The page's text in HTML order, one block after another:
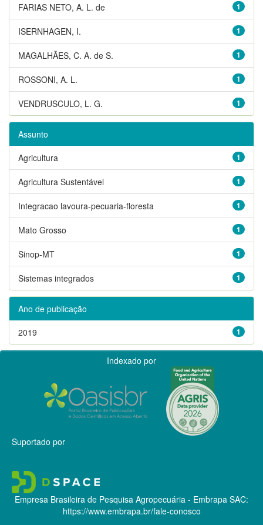
1
FARIAS NETO, A. L. de
1
ISERNHAGEN, I.
1
MAGALHÃES, C. A. de S.
1
ROSSONI, A. L.
1
VENDRUSCULO, L. G.
Assunto
1
Agricultura
1
Agricultura Sustentável
1
Integracao lavoura-pecuaria-floresta
1
Mato Grosso
1
Sinop-MT
1
Sistemas integrados
Ano de publicação
1
2019
Indexado por
Suportado por
Empresa Brasileira de Pesquisa Agropecuária - Embrapa SAC:
https://www.embrapa.br/fale-conosco